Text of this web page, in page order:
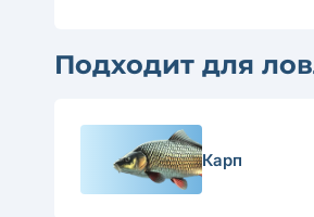
Подходит для
Карп